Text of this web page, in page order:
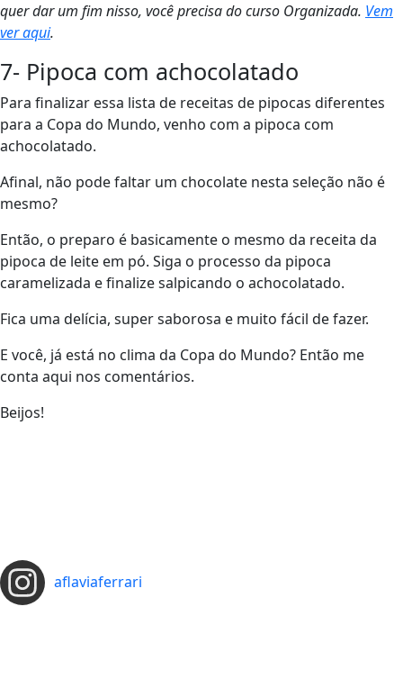
quer dar um fim nisso, você precisa do curso Organizada. Vem
ver aqui.
7- Pipoca com achocolatado
Para finalizar essa lista de receitas de pipocas diferentes
para a Copa do Mundo, venho com a pipoca com
achocolatado.
Afinal, não pode faltar um chocolate nesta seleção não é
mesmo?
Então, o preparo é basicamente o mesmo da receita da
pipoca de leite em pó. Siga o processo da pipoca
caramelizada e finalize salpicando o achocolatado.
Fica uma delícia, super saborosa e muito fácil de fazer.
E você, já está no clima da Copa do Mundo? Então me
conta aqui nos comentários.
Beijos!
aflaviaferrari